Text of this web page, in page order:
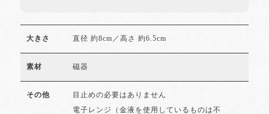
大きさ 直径 約8cm／高さ 約6.5cm
素材 磁器
その他 目止めの必要はありません
電子レンジ（金液を使用しているものは不